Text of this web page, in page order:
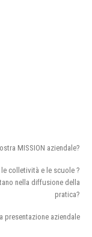
MISSION aziendale?
colletività e le scuole ?
nella diffusione della
pratica?
presentazione aziendale